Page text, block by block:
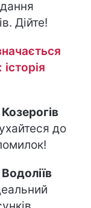
Дійте!
до